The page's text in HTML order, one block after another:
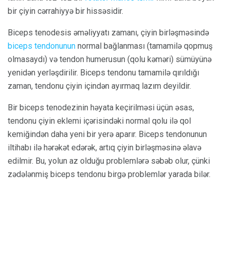
bir çiyin cərrahiyyə bir hissəsidir.
Biceps tenodesis əməliyyatı zamanı, çiyin birləşməsində
biceps tendonunun normal bağlanması (tamamilə qopmuş
olmasaydı) və tendon humerusun (qolu kəməri) sümüyünə
yenidən yerləşdirilir. Biceps tendonu tamamilə qırıldığı
zaman, tendonu çiyin içindən ayırmaq lazım deyildir.
Bir biceps tenodezinin həyata keçirilməsi üçün əsas,
tendonu çiyin eklemi içərisindəki normal qolu ilə qol
kemiğindən daha yeni bir yerə aparır. Biceps tendonunun
iltihabı ilə hərəkət edərək, artıq çiyin birləşməsinə əlavə
edilmir. Bu, yolun az olduğu problemlərə səbəb olur, çünki
zədələnmiş biceps tendonu birgə problemlər yarada bilər.